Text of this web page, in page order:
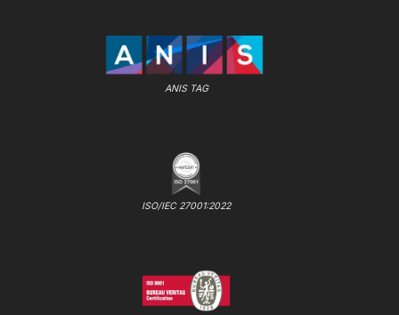
ANIS TAG
ISO/IEC 27001:2022